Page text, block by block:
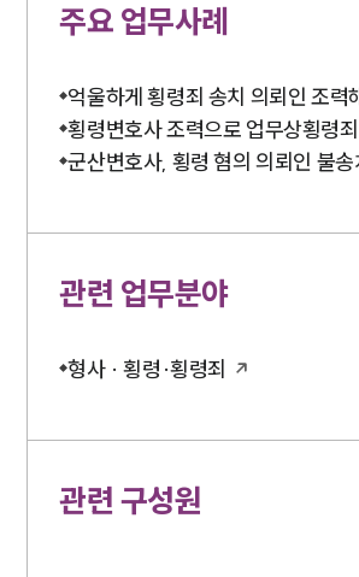
주요 업무사례
억울하게 횡령죄 송치 의뢰인 조력
횡령변호사 조력으로 업무상횡령죄
군산변호사, 횡령 혐의 의뢰인 불송
관련 업무분야
형사 · 횡령·횡령죄
관련 구성원